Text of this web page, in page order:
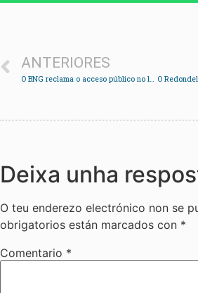
ANTERIORES
O BNG reclama o acceso público no lugar de Soutelo en Cedeira
Deixa unha
O teu enderezo electrónico non se
obrigatorios están marcados con *
Comentario *